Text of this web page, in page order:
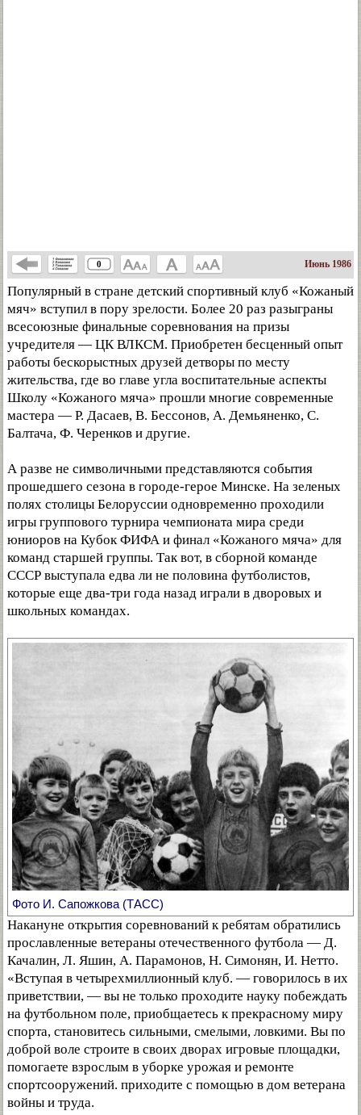
0 Июнь 1986
Популярный в стране детский спортивный клуб «Кожаный
мяч» вступил в пору зрелости. Более 20 раз разыграны
всесоюзные финальные соревнования на призы
учредителя — ЦК ВЛКСМ. Приобретен бесценный опыт
работы бескорыстных друзей детворы по месту
жительства, где во главе угла воспитательные аспекты
Школу «Кожаного мяча» прошли многие современные
мастера — Р. Дасаев, В. Бессонов, А. Демьяненко, С.
Балтача, Ф. Черенков и другие.
А разве не символичными представляются события
прошедшего сезона в городе-герое Минске. На зеленых
полях столицы Белоруссии одновременно проходили
игры группового турнира чемпионата мира среди
юниоров на Кубок ФИФА и финал «Кожаного мяча» для
команд старшей группы. Так вот, в сборной команде
СССР выступала едва ли не половина футболистов,
которые еще два-три года назад играли в дворовых и
школьных командах.
Фото И. Сапожкова (ТАСС)
Накануне открытия соревнований к ребятам обратились
прославленные ветераны отечественного футбола — Д.
Качалин, Л. Яшин, А. Парамонов, Н. Симонян, И. Нетто.
«Вступая в четырехмиллионный клуб. — говорилось в их
приветствии, — вы не только проходите науку побеждать
на футбольном поле, приобщаетесь к прекрасному миру
спорта, становитесь сильными, смелыми, ловкими. Вы по
доброй воле строите в своих дворах игровые площадки,
помогаете взрослым в уборке урожая и ремонте
спортсооружений. приходите с помощью в дом ветерана
войны и труда.